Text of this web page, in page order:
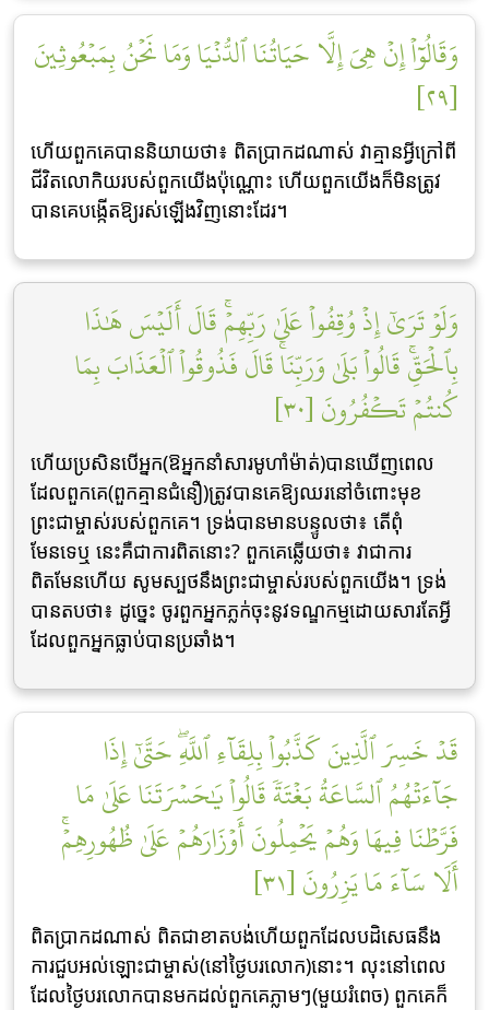
وَقَالُوٓاْ إِنۡ هِيَ إِلَّا حَيَاتُنَا ٱلدُّنۡيَا وَمَا نَحۡنُ بِمَبۡعُوثِينَ
[٢٩]
ហើយពួកគេបាននិយាយថា៖ ពិតប្រាកដណាស់ វាគ្មានអ្វីក្រៅពី
ជីវិតលោកិយរបស់ពួកយើងប៉ុណ្ណោះ ហើយពួកយើងក៏មិនត្រូវ
បានគេបង្កើតឱ្យរស់ឡើងវិញនោះដែរ។
وَلَوۡ تَرَىٰٓ إِذۡ وُقِفُواْ عَلَىٰ رَبِّهِمۡۚ قَالَ أَلَيۡسَ هَٰذَا
بِٱلۡحَقِّۚ قَالُواْ بَلَىٰ وَرَبِّنَاۚ قَالَ فَذُوقُواْ ٱلۡعَذَابَ بِمَا
كُنتُمۡ تَكۡفُرُونَ [٣٠]
ហើយប្រសិនបើអ្នក(ឱអ្នកនាំសារមូហាំម៉ាត់)បានឃើញពេល
ដែលពួកគេ(ពួកគ្មានជំនឿ)ត្រូវបានគេឱ្យឈរនៅចំពោះមុខ
ព្រះជាម្ចាស់របស់ពួកគេ។ ទ្រង់បានមានបន្ទូលថា៖ តើពុំ
មែនទេឬ នេះគឺជាការពិតនោះ? ពួកគេឆ្លើយថា៖ វាជាការ
ពិតមែនហើយ សូមស្បថនឹងព្រះជាម្ចាស់របស់ពួកយើង។ ទ្រង់
បានតបថា៖ ដូចេ្នះ ចូរពួកអ្នកភ្លក់ចុះនូវទណ្ឌកម្មដោយសារតែអ្វី
ដែលពួកអ្នកធ្លាប់បានប្រឆាំង។
قَدۡ خَسِرَ ٱلَّذِينَ كَذَّبُواْ بِلِقَآءِ ٱللَّهِۖ حَتَّىٰٓ إِذَا
جَآءَتۡهُمُ ٱلسَّاعَةُ بَغۡتَةٗ قَالُواْ يَٰحَسۡرَتَنَا عَلَىٰ مَا
فَرَّطۡنَا فِيهَا وَهُمۡ يَحۡمِلُونَ أَوۡزَارَهُمۡ عَلَىٰ ظُهُورِهِمۡۚ
أَلَا سَآءَ مَا يَزِرُونَ [٣١]
ពិតប្រាកដណាស់ ពិតជាខាតបង់ហើយពួកដែលបដិសេធនឹង
ការជួបអល់ឡោះជាម្ចាស់(នៅថ្ងៃបរលោក)នោះ។ លុះនៅពេល
ដែលថ្ងៃបរលោកបានមកដល់ពួកគេភ្លាមៗ(មួយរំពេច) ពួកគេក៏